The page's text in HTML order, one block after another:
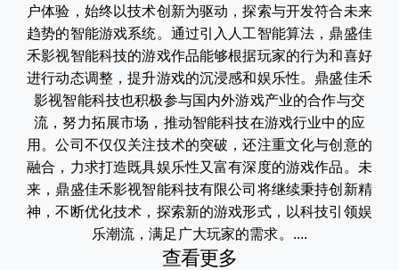
户体验，始终以技术创新为驱动，探索与开发符合未来
趋势的智能游戏系统。通过引入人工智能算法，鼎盛佳
禾影视智能科技的游戏作品能够根据玩家的行为和喜好
进行动态调整，提升游戏的沉浸感和娱乐性。鼎盛佳禾
影视智能科技也积极参与国内外游戏产业的合作与交
流，努力拓展市场，推动智能科技在游戏行业中的应
用。公司不仅仅关注技术的突破，还注重文化与创意的
融合，力求打造既具娱乐性又富有深度的游戏作品。未
来，鼎盛佳禾影视智能科技有限公司将继续秉持创新精
神，不断优化技术，探索新的游戏形式，以科技引领娱
乐潮流，满足广大玩家的需求。....
查看更多